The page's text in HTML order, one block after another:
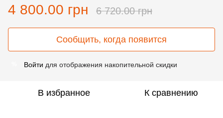
4 800.00 грн 6 720.00 грн
Сообщить, когда появится
Войти для отображения накопительной скидки
В избранное К сравнению